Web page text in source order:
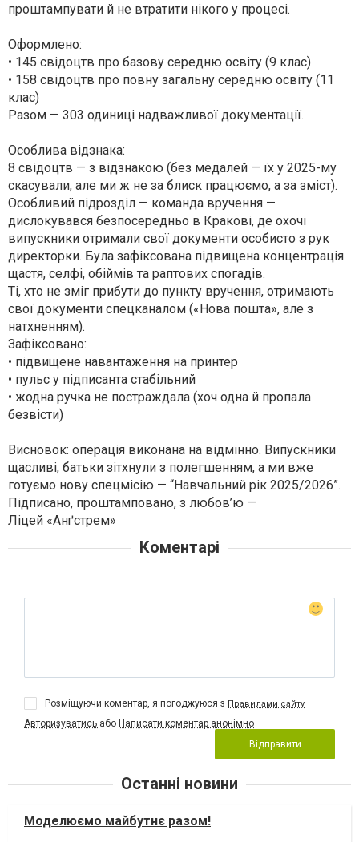
проштампувати й не втратити нікого у процесі.
Оформлено:
• 145 свідоцтв про базову середню освіту (9 клас)
• 158 свідоцтв про повну загальну середню освіту (11
клас)
Разом — 303 одиниці надважливої документації.
Особлива відзнака:
8 свідоцтв — з відзнакою (без медалей — їх у 2025-му
скасували, але ми ж не за блиск працюємо, а за зміст).
Особливий підрозділ — команда вручення —
дислокувався безпосередньо в Кракові, де охочі
випускники отримали свої документи особисто з рук
директорки. Була зафіксована підвищена концентрація
щастя, селфі, обіймів та раптових спогадів.
Ті, хто не зміг прибути до пункту вручення, отримають
свої документи спецканалом («Нова пошта», але з
натхненням).
Зафіксовано:
• підвищене навантаження на принтер
• пульс у підписанта стабільний
• жодна ручка не постраждала (хоч одна й пропала
безвісти)
Висновок: операція виконана на відмінно. Випускники
щасливі, батьки зітхнули з полегшенням, а ми вже
готуємо нову спецмісію — “Навчальний рік 2025/2026”.
Підписано, проштамповано, з любов’ю —
Ліцей «Анґстрем»
Коментарі
Розміщуючи коментар, я погоджуюся з Правилами сайту
Авторизуватись або Написати коментар анонімно
Відправити
Останні новини
Моделюємо майбутнє разом!